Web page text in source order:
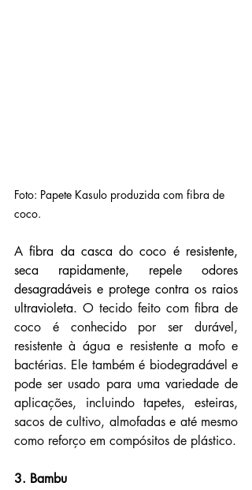
Foto: Papete Kasulo produzida com fibra de
coco.
A fibra da casca do coco é resistente,
seca rapidamente, repele odores
desagradáveis ​​e protege contra os raios
ultravioleta. O tecido feito com fibra de
coco é conhecido por ser durável,
resistente à água e resistente a mofo e
bactérias. Ele também é biodegradável e
pode ser usado para uma variedade de
aplicações, incluindo tapetes, esteiras,
sacos de cultivo, almofadas e até mesmo
como reforço em compósitos de plástico.
3. Bambu